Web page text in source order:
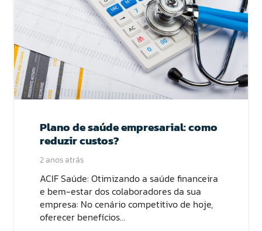
Plano de saúde empresarial: como
reduzir custos?
2 anos atrás
ACIF Saúde: Otimizando a saúde financeira
e bem-estar dos colaboradores da sua
empresa: No cenário competitivo de hoje,
oferecer benefícios…